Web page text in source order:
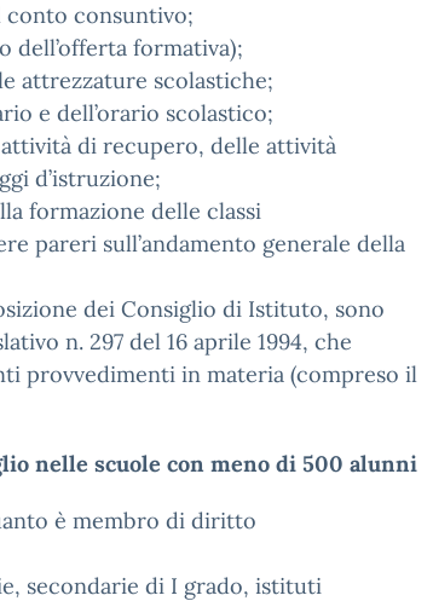
conto consuntivo;
dell’offerta formativa);
attrezzature scolastiche;
e dell’orario scolastico;
di recupero, delle attività
d’istruzione;
formazione delle classi
pareri sull’andamento generale della
dei Consiglio di Istituto, sono
n. 297 del 16 aprile 1994, che
provvedimenti in materia (compreso il
nelle scuole con meno di 500 alunni
è membro di diritto
secondarie di I grado, istituti